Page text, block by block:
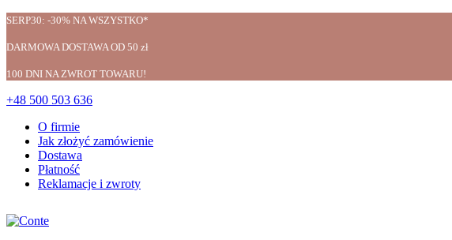
SERP30: -30% NA WSZYSTKO*
DARMOWA DOSTAWA OD 50 zł
100 DNI NA ZWROT TOWARU!
+48 500 503 636
O firmie
Jak złożyć zamówienie
Dostawa
Płatność
Reklamacje i zwroty